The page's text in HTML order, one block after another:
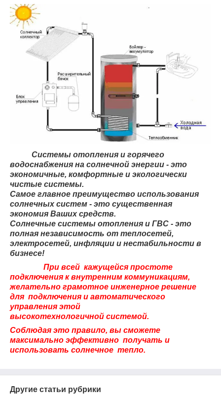
Системы отопления и горячего
водоснабжения на солнечной энергии - это
экономичные, комфортные и экологически
чистые системы.
Самое главное преимущество использования
солнечных систем - это существенная
экономия Ваших средств.
Солнечные системы отопления и ГВС - это
полная независимость от теплосетей,
электросетей, инфляции и нестабильности в
бизнесе!
При всей кажущейся простоте
подключения к внутренним коммуникациям,
желательно грамотное инженерное решение
для подключения и автоматического
управления этой
высокотехнологичной системой.
Соблюдая это правило, вы сможете
максимально эффективно получать и
использовать солнечное тепло.
Другие статьи рубрики